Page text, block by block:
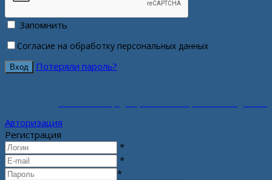
Запомнить
Согласие на обработку персональных данных
Потеряли пароль?
Авторизация
Регистрация
*
*
*